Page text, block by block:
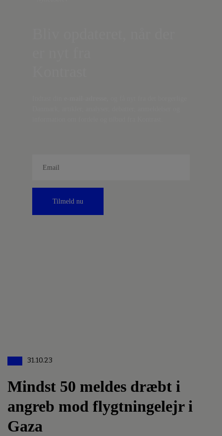
Tilmeld nu
31.10.23
Mindst 50 meldes dræbt i
angreb mod flygtningelejr i
Gaza